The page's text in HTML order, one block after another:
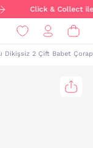
Click & Collect ile
Dikişsiz 2 Çift Babet Çorap